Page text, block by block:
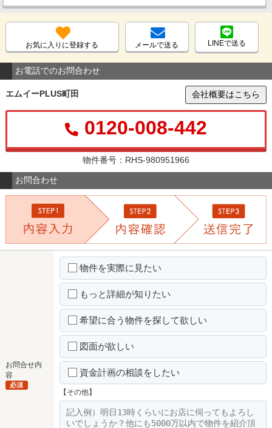
お気に入りに登録する メールで送る LINEで送る
お電話でのお問合わせ
エムイーPLUS町田 会社概要はこちら
0120-008-442
物件番号：RHS-980951966
お問合わせ
お問合せ内
容
必須
物件を実際に見たい
もっと詳細が知りたい
希望に合う物件を探して欲しい
図面が欲しい
資金計画の相談をしたい
【その他】